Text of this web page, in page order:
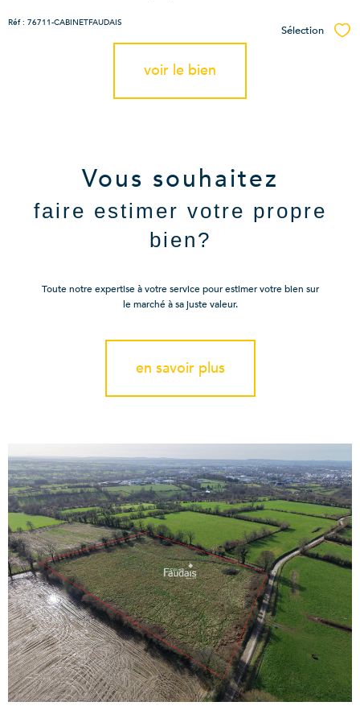
Réf : 76711-CABINETFAUDAIS
Sélection
voir le bien
Vous souhaitez
faire estimer votre propre
bien?
Toute notre expertise à votre service pour estimer votre bien sur
le marché à sa juste valeur.
en savoir plus